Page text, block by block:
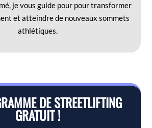
je vous guide pour pour transformer
et atteindre de nouveaux sommets
athlétiques.
DE STREETLIFTING
GRATUIT !